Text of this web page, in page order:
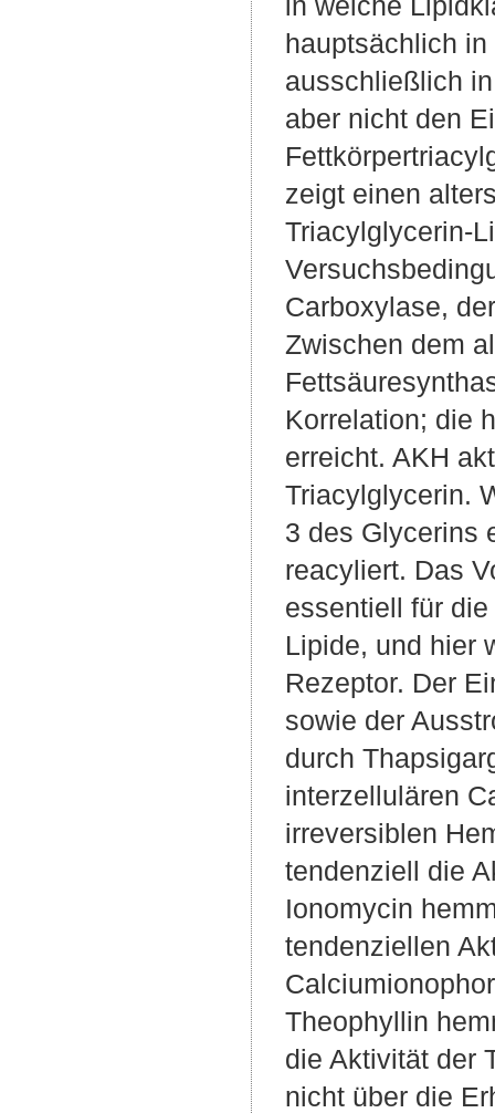
hauptsächlich
ausschließlich
aber nicht den
zeigt einen
Triacylglycerin-
Carboxylase,
Zwischen dem
Korrelation; die
erreicht. AKH
Triacylglycerin.
3 des Glycerins
reacyliert. Das
essentiell für
Lipide, und hier
Rezeptor. Der
sowie der
durch
interzellulären
irreversiblen
tendenziell die
Ionomycin
tendenziellen
Theophyllin
die Aktivität der
nicht über die